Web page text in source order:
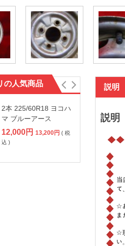
の人気商品
2本 225/60R18 ヨコハ
マ ブルーアース
12,000円 13,200円 ( 税
込 )
説明
説明